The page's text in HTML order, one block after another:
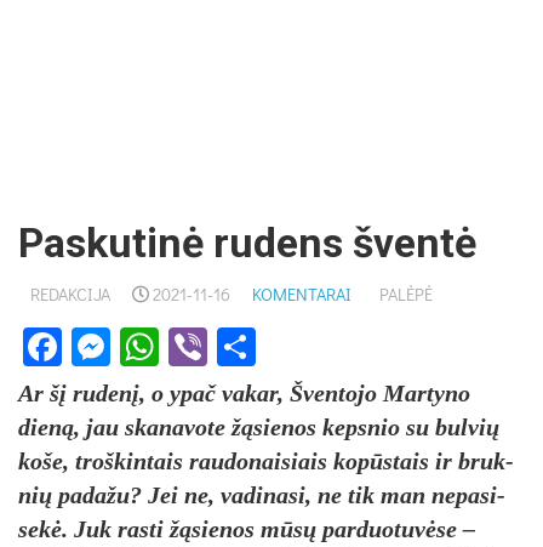
Paskutinė rudens šventė
REDAKCIJA 2021-11-16 KOMENTARAI PALĖPĖ
Facebook
Messenger
WhatsApp
Viber
Ar šį ru­denį, o ypač va­kar, Šven­to­jo Mar­ty­no
dieną, jau ska­na­vo­te žąsie­nos keps­nio su bul­vių
ko­še, troš­kin­tais rau­do­nai­siais kopūs­tais ir bruk­
nių pa­da­žu? Jei ne, va­di­na­si, ne tik man ne­pa­si­
sekė. Juk ras­ti žąsie­nos mūsų par­duo­tuvė­se –